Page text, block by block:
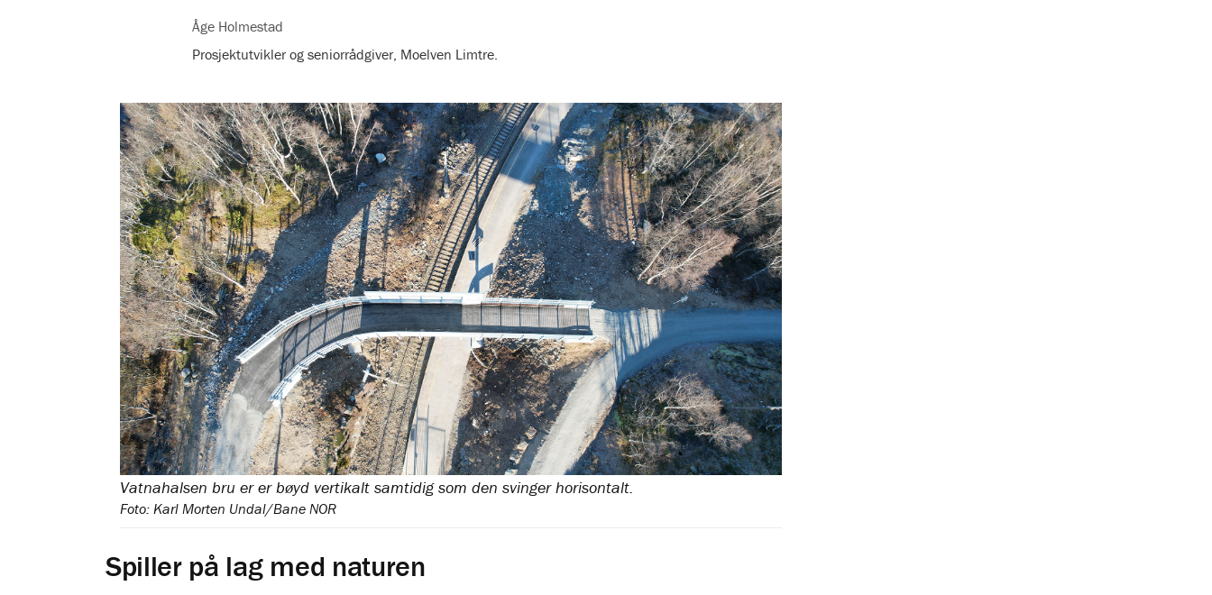
Åge Holmestad
Prosjektutvikler og seniorrådgiver, Moelven Limtre.
Vatnahalsen bru er er bøyd vertikalt samtidig som den svinger horisontalt.
Foto: Karl Morten Undal/Bane NOR
Spiller på lag med naturen